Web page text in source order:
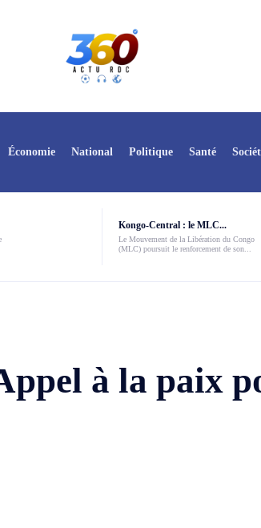
Économie National Politique Santé
Kongo-Central : le MLC...
Le Mouvement de la Libération du Congo
(MLC) poursuit le renforcement de son...
à la paix